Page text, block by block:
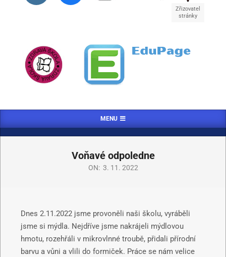
Zřizovatel
stránky
MENU
Voňavé odpoledne
ON: 3. 11. 2022
Dnes 2.11.2022 jsme provoněli naši školu, vyráběli
jsme si mýdla. Nejdříve jsme nakrájeli mýdlovou
hmotu, rozehřáli v mikrovlnné troubě, přidali přírodní
barvu a vůni a vlili do formiček. Práce se nám velice